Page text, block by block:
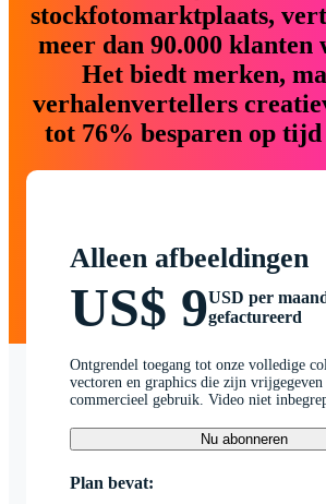
stockfotomarktplaats,
meer dan 90.000 klanten
Het biedt merken,
verhalenvertellers
tot 76% besparen op tijd
Alleen afbeeldingen
US$ 9USD per
gefactureerd
Ontgrendel toegang tot onze volledige
vectoren en graphics die zijn
commercieel gebruik. Video niet
Nu abonneren
Plan bevat: